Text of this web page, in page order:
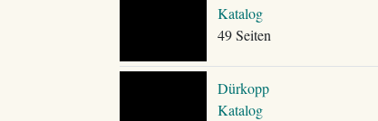
Katalog
49 Seiten
Dürkopp
Katalog